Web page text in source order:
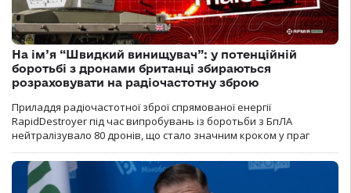
На ім’я “Швидкий винищувач”: у потенційній
боротьбі з дронами британці збираються
розраховувати на радіочастотну зброю
Приладдя радіочастотної зброї спрямованої енергії
RapidDestroyer під час випробувань із боротьби з БпЛА
нейтралізувало 80 дронів, що стало значним кроком у праг